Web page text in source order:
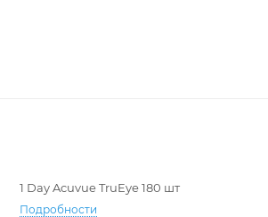
1 Day Acuvue TruEye 180 шт
Подробности